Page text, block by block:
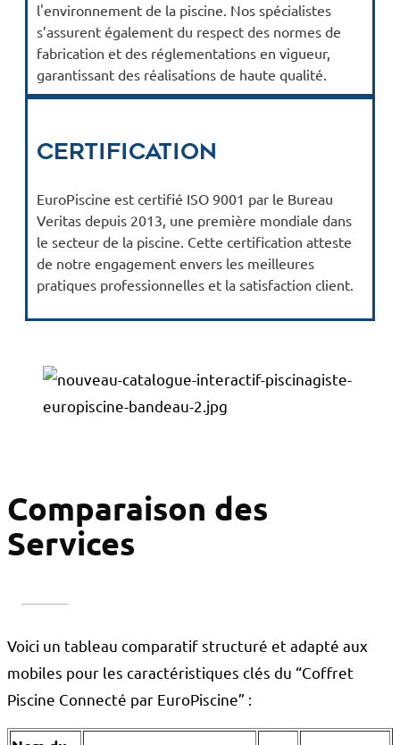
l'environnement de la piscine. Nos spécialistes
s’assurent également du respect des normes de
fabrication et des réglementations en vigueur,
garantissant des réalisations de haute qualité.
Certification
EuroPiscine est certifié ISO 9001 par le Bureau
Veritas depuis 2013, une première mondiale dans
le secteur de la piscine. Cette certification atteste
de notre engagement envers les meilleures
pratiques professionnelles et la satisfaction client.
Comparaison des
Services
Voici un tableau comparatif structuré et adapté aux
mobiles pour les caractéristiques clés du “Coffret
Piscine Connecté par EuroPiscine” :